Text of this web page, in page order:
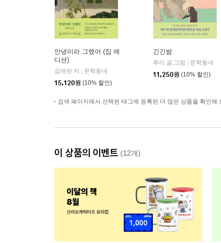
안녕이라 그랬어 (집 에
디션)
김애란 저
문학동네
15,120원 (10% 할인)
긴긴밤
루리 글,그림
문학동네
11,250원 (10% 할인)
검색 페이지에서 선택된 태그에 등록된 더 많은 상품을 확인해
이 상품의 이벤트 (12개)